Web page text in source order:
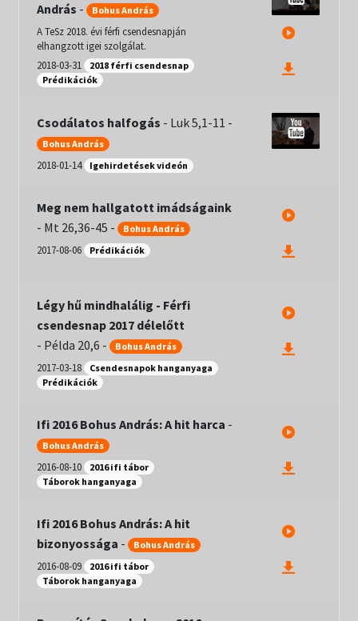
András - Bohus András
A TeSz 2018. évi férfi csendesnapján
elhangzott igei szolgálat.
2018-03-31
2018 férfi csendesnap
Prédikációk
Csodálatos halfogás - Luk 5,1-11 -
Bohus András
2018-01-14 Igehirdetések videón
Meg nem hallgatott imádságaink
- Mt 26,36-45 - Bohus András
2017-08-06 Prédikációk
Légy hű mindhalálig - Férfi
csendesnap 2017 délelőtt
- Példa 20,6 - Bohus András
2017-03-18
Csendesnapok hanganyaga
Prédikációk
Ifi 2016 Bohus András: A hit harca -
Bohus András
2016-08-10
2016 ifi tábor
Táborok hanganyaga
Ifi 2016 Bohus András: A hit
bizonyossága - Bohus András
2016-08-09
2016 ifi tábor
Táborok hanganyaga